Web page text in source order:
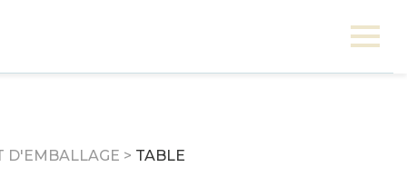
D'EMBALLAGE > TABLE